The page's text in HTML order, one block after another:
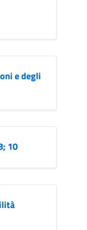
e degli
10